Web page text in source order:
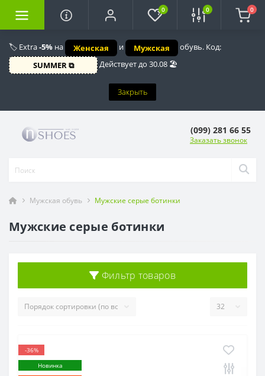
🏷️ Extra-5% на Женская и Мужская
обувь. Код:
SUMMER ⧉
Действует до 30.08 🏖️
Закрыть
0 0 0
(099) 281 66 55
Заказать звонок
Мужская обувь Мужские серые ботинки
Мужские серые ботинки
Фильтр товаров
-36%
Новинка